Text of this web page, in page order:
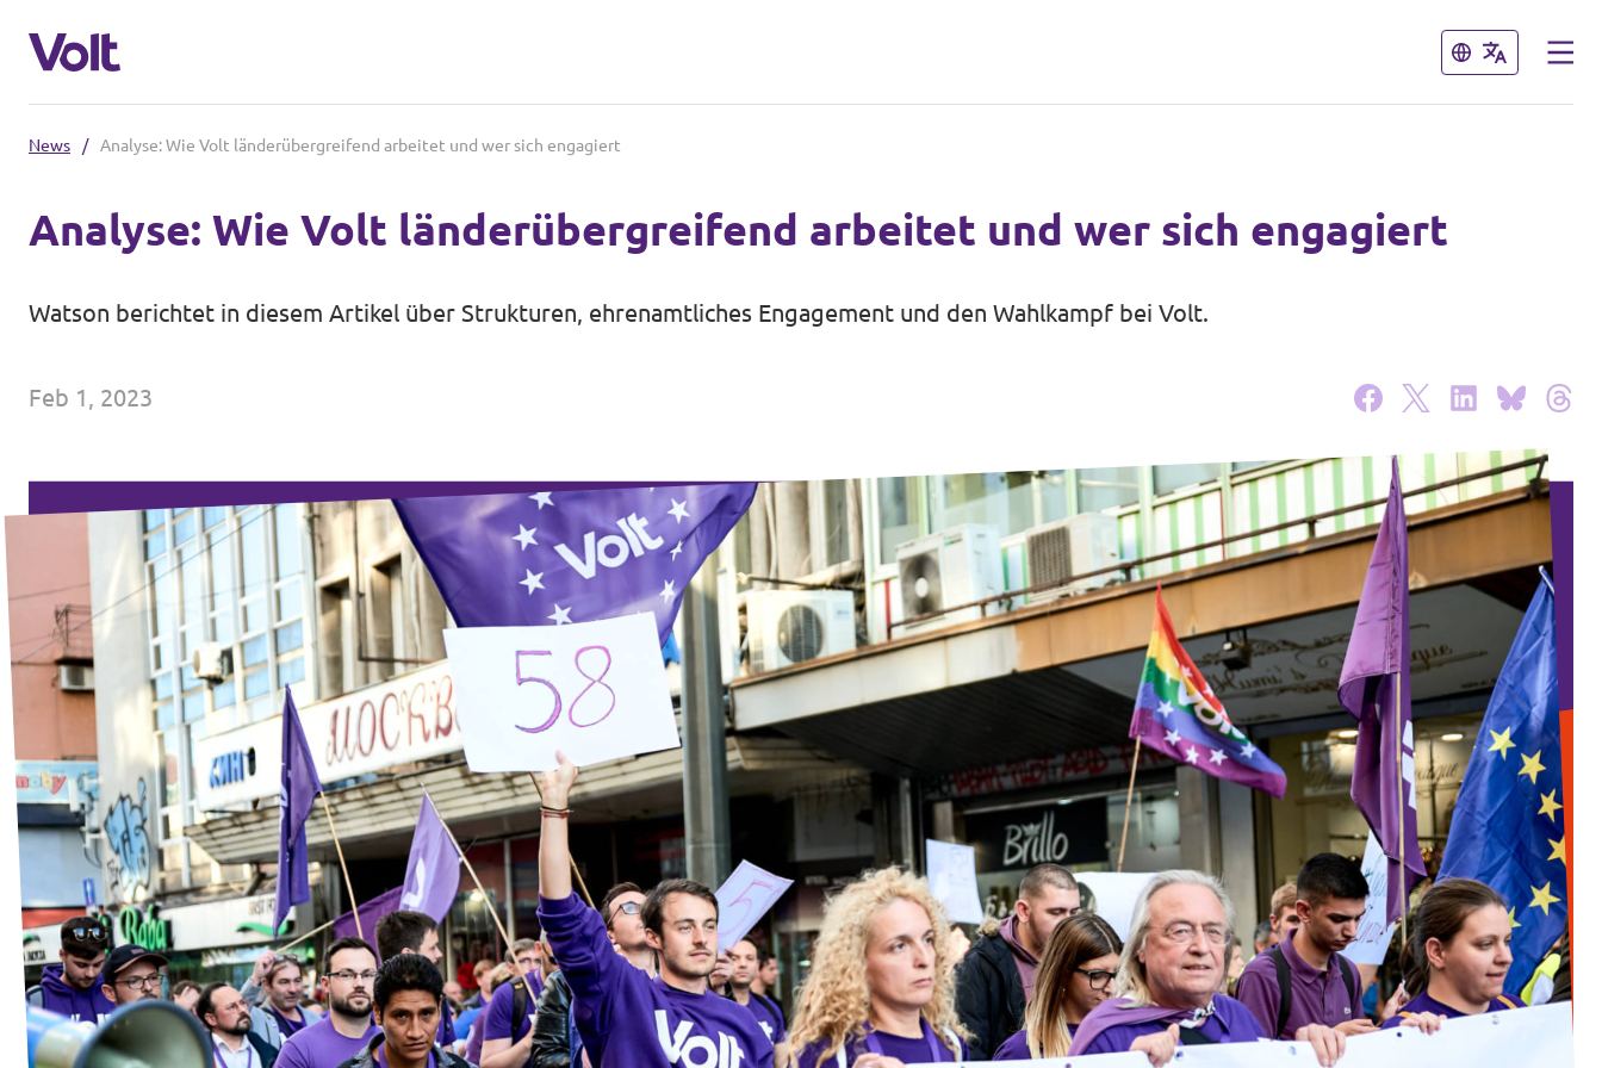
Close
Volt in your federal state
Close
People
News
Join Volt
Donate to Volt
Job offers
Transparency
News / Analyse: Wie Volt länderübergreifend arbeitet und wer sich engagiert
Analyse: Wie Volt länderübergreifend arbeitet und wer sich engagiert
Watson berichtet in diesem Artikel über Strukturen, ehrenamtliches Engagement und den Wahlkampf bei Volt.
Feb 1, 2023